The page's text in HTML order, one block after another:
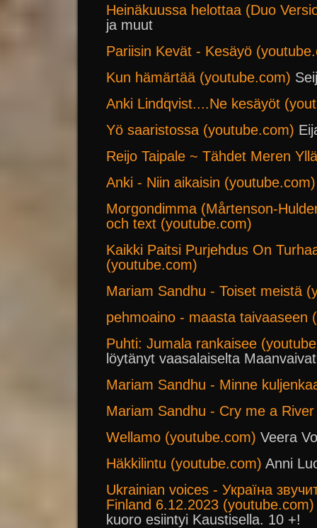
Heinäkuussa helottaa (Duo
ja muut
Pariisin Kevät - Kesäyö
Kun hämärtää (youtube.com)
Anki Lindqvist....Ne kesäyöt
Yö saaristossa (youtube.com)
Reijo Taipale ~ Tähdet Meren
Anki - Niin aikaisin (youtube.com)
Morgondimma (Mårtenson-
och text (youtube.com)
Kaikki Paitsi Purjehdus On
(youtube.com)
Mariam Sandhu - Toiset meistä
pehmoaino - maasta taivaaseen
Puhti: Jumala rankaisee
löytänyt vaasalaiselta
Mariam Sandhu - Minne
Mariam Sandhu - Cry me a
Wellamo (youtube.com) Veera
Häkkilintu (youtube.com) Anni
Ukrainian voices - Україна
Finland 6.12.2023 (youtube.com)
kuoro esiintyi Kaustisella. 10 +!